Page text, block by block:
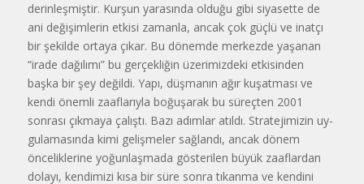
derinleşmiştir. Kurşun yarasında olduğu gibi siya­sette de
ani değişimlerin etkisi za­manla, ancak çok güçlü ve inatçı
bir şekilde ortaya çıkar. Bu dönemde merkezde yaşanan
“irade dağılımı” bu gerçekliğin üzerimizdeki etkisin­den
başka bir şey değildi. Yapı, düş­manın ağır kuşatması ve
kendi ö­nemli zaaflarıyla boğuşarak bu süreçten 2001
sonrası çıkmaya çalıştı. Bazı adımlar atıldı. Stratejimizin uy­
gulamasında kimi gelişmeler sağlandı, ancak dönem
önceliklerine yo­ğunlaşmada gösterilen büyük zaaf­lardan
dolayı, kendimizi kısa bir süre sonra tıkanma ve kendini